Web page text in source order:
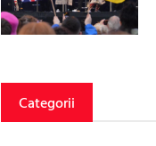
Categorii